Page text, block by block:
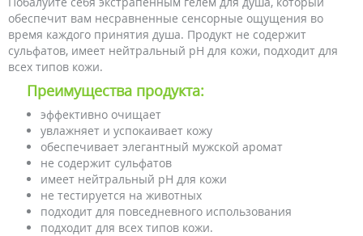
обеспечит вам несравненные сенсорные ощущения во
время каждого принятия душа. Продукт не содержит
сульфатов, имеет нейтральный рН для кожи, подходит для
всех типов кожи.
Преимущества продукта:
эффективно очищает
увлажняет и успокаивает кожу
обеспечивает элегантный мужской аромат
не содержит сульфатов
имеет нейтральный рН для кожи
не тестируется на животных
подходит для повседневного использования
подходит для всех типов кожи.